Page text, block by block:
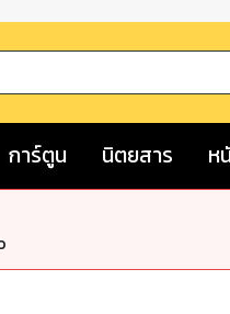
การ์ตูน นิตยสาร ห